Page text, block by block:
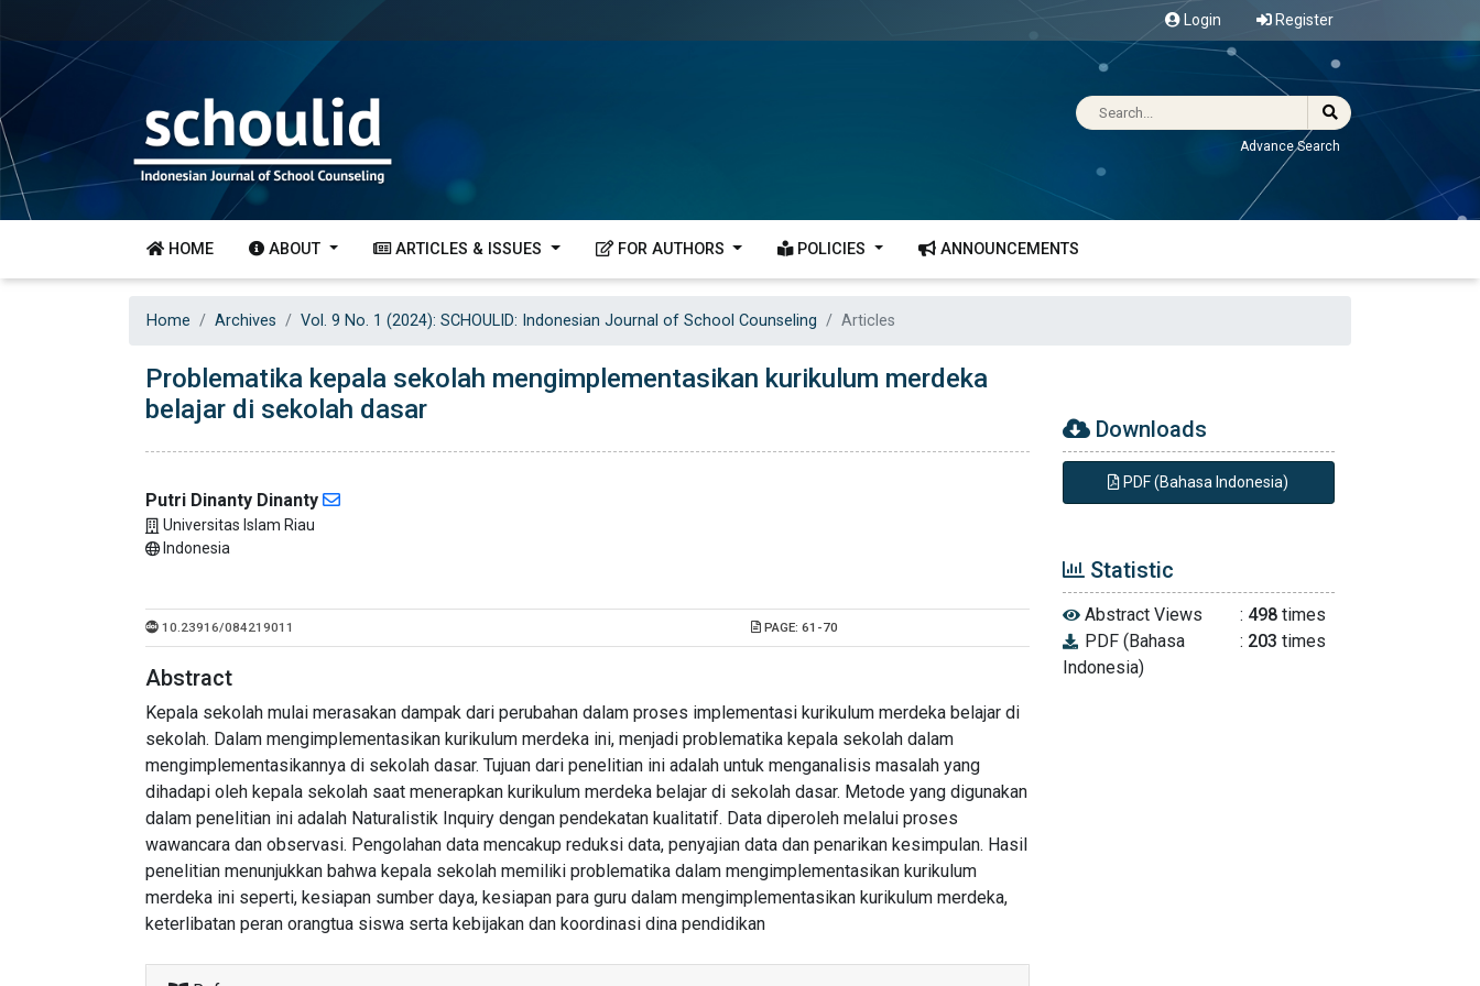
Login Register
Advance Search
HOME ABOUT ARTICLES & ISSUES FOR AUTHORS POLICIES ANNOUNCEMENTS
Home Archives Vol. 9 No. 1 (2024): SCHOULID: Indonesian Journal of School Counseling Articles
Problematika kepala sekolah mengimplementasikan kurikulum merdeka
belajar di sekolah dasar
Putri Dinanty Dinanty
Universitas Islam Riau
Indonesia
10.23916/084219011 PAGE: 61-70
Abstract
Kepala sekolah mulai merasakan dampak dari perubahan dalam proses implementasi kurikulum merdeka belajar di
sekolah. Dalam mengimplementasikan kurikulum merdeka ini, menjadi problematika kepala sekolah dalam
mengimplementasikannya di sekolah dasar. Tujuan dari penelitian ini adalah untuk menganalisis masalah yang
dihadapi oleh kepala sekolah saat menerapkan kurikulum merdeka belajar di sekolah dasar. Metode yang digunakan
dalam penelitian ini adalah Naturalistik Inquiry dengan pendekatan kualitatif. Data diperoleh melalui proses
wawancara dan observasi. Pengolahan data mencakup reduksi data, penyajian data dan penarikan kesimpulan. Hasil
penelitian menunjukkan bahwa kepala sekolah memiliki problematika dalam mengimplementasikan kurikulum
merdeka ini seperti, kesiapan sumber daya, kesiapan para guru dalam mengimplementasikan kurikulum merdeka,
keterlibatan peran orangtua siswa serta kebijakan dan koordinasi dina pendidikan
Downloads
PDF (Bahasa Indonesia)
Statistic
Abstract Views : 498 times
PDF (Bahasa
Indonesia)
: 203 times